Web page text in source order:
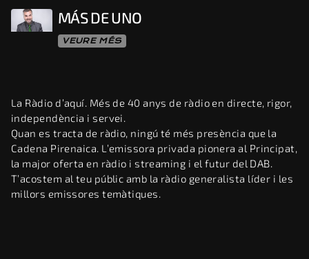
MÁS DE UNO
VEURE MÉS
La Ràdio d’aquí. Més de 40 anys de ràdio en directe, rigor,
independència i servei.
Quan es tracta de ràdio, ningú té més presència que la
Cadena Pirenaica. L’emissora privada pionera al Principat,
la major oferta en ràdio i streaming i el futur del DAB.
T’acostem al teu públic amb la ràdio generalista líder i les
millors emissores temàtiques.